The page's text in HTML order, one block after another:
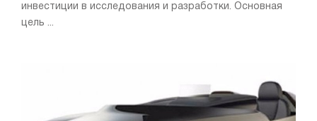
инвестиции в исследования и разработки. Основная
цель ...